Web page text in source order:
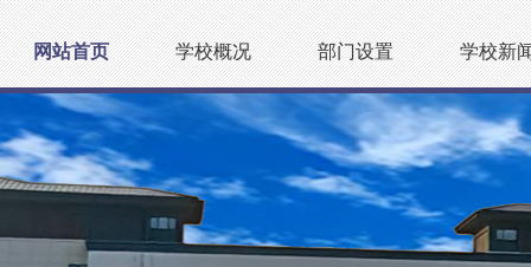
网站首页 学校概况 部门设置 学校新